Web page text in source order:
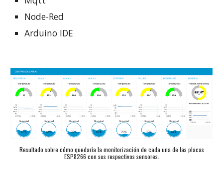
Node-Red
Arduino IDE
Resultado sobre cómo quedaría la monitorización de cada una de las placas
ESP8266 con sus respectivos sensores.